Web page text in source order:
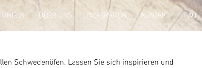
ÜBER UNS INSPIRATION KONTAKT FAQ
Schwedenöfen. Lassen Sie sich inspirieren und